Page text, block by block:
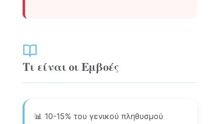
Τι είναι οι Εμβοές
📊 10-15% του γενικού πληθυσμού